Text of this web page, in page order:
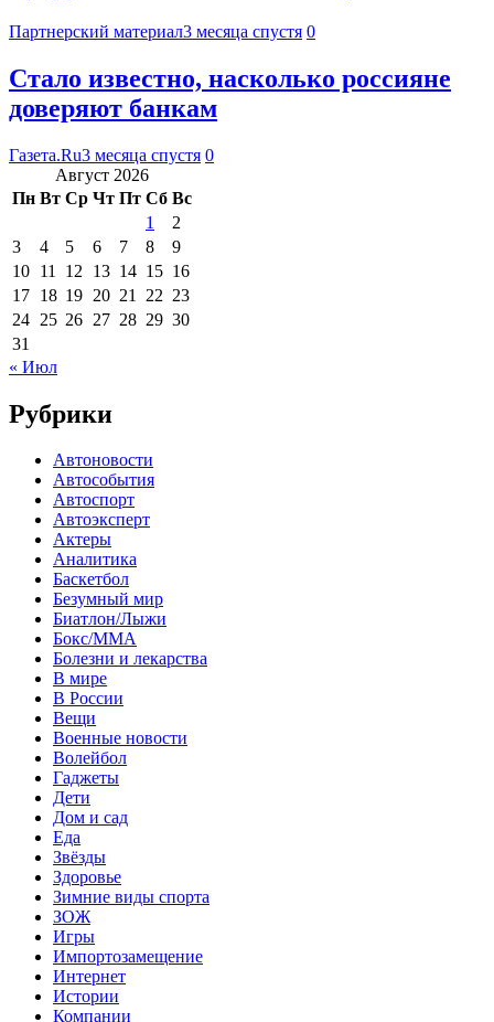
Партнерский материал3 месяца спустя 0
Стало известно, насколько россияне
доверяют банкам
Газета.Ru3 месяца спустя 0
Август 2026
Пн Вт Ср Чт Пт Сб Вс
1
2
3
4 5 6 7 8
9
10 11 12 13 14 15 16
17 18 19 20 21 22 23
24 25 26 27 28 29 30
31
« Июл
Рубрики
Автоновости
Автособытия
Автоспорт
Автоэксперт
Актеры
Аналитика
Баскетбол
Безумный мир
Биатлон/Лыжи
Бокс/MMA
Болезни и лекарства
В мире
В России
Вещи
Военные новости
Волейбол
Гаджеты
Дети
Дом и сад
Еда
Звёзды
Здоровье
Зимние виды спорта
ЗОЖ
Игры
Импортозамещение
Интернет
Истории
Компании